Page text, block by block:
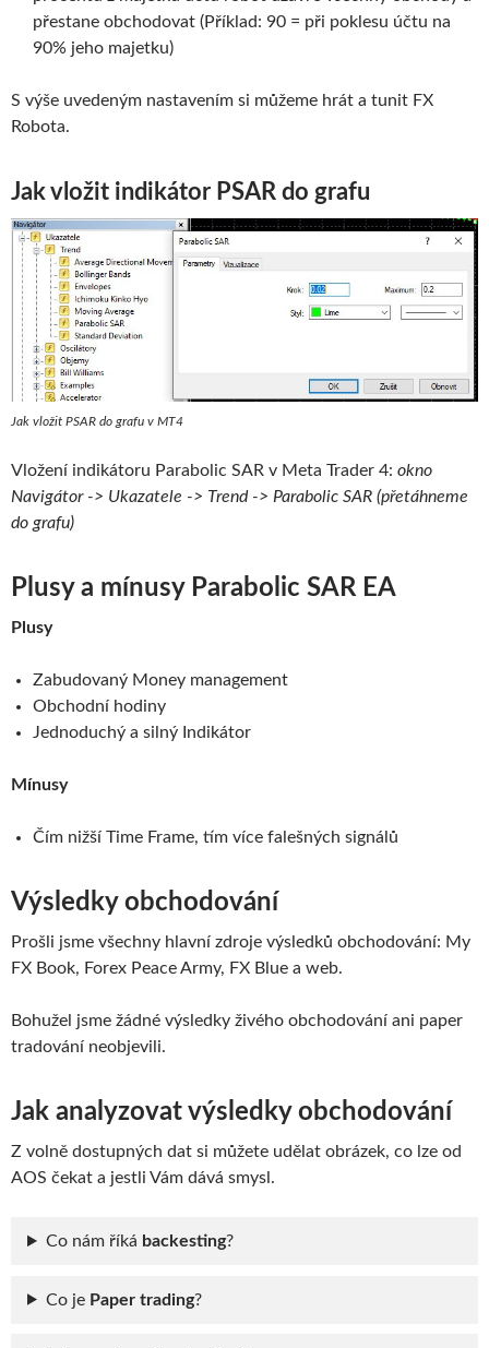
přestane obchodovat (Příklad: 90 = při poklesu účtu na
90% jeho majetku)
S výše uvedeným nastavením si můžeme hrát a tunit FX
Robota.
Jak vložit indikátor PSAR do grafu
Jak vložit PSAR do grafu v MT4
Vložení indikátoru Parabolic SAR v Meta Trader 4: okno
Navigátor -> Ukazatele -> Trend -> Parabolic SAR (přetáhneme
do grafu)
Plusy a mínusy Parabolic SAR EA
Plusy
Zabudovaný Money management
Obchodní hodiny
Jednoduchý a silný Indikátor
Mínusy
Čím nižší Time Frame, tím více falešných signálů
Výsledky obchodování
Prošli jsme všechny hlavní zdroje výsledků obchodování: My
FX Book, Forex Peace Army, FX Blue a web.
Bohužel jsme žádné výsledky živého obchodování ani paper
tradování neobjevili.
Jak analyzovat výsledky obchodování
Z volně dostupných dat si můžete udělat obrázek, co lze od
AOS čekat a jestli Vám dává smysl.
Co nám říká backesting?
Co je Paper trading?